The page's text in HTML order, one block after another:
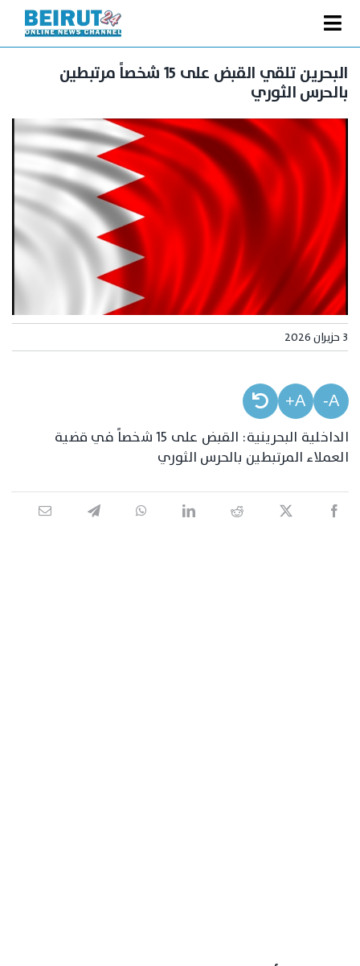
content
Toggle
Navigation
الصفحة الرئيسية
سياسة
اقتصاد
فنّ
رياضة
متفرقات
Podcast
من نحن
البحث
عن:
البحرين تلقي القبض على ١٥ شخصاً مرتبطين
بالحرس الثوري
3 حزيران 2026
A-
A+
الداخلية البحرينية: القبض على 15 شخصاً في قضية
العملاء المرتبطين بالحرس الثوري